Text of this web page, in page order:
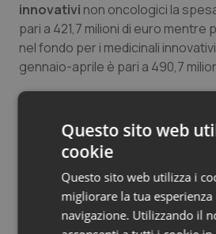
Salute orale & impianti
Sangue & coagulazione
Tumore al seno
Tumore ovarico
Tumori del Polmone &
innovativi non oncologici la
pari a 421,7 milioni di euro mentre
nel fondo per i medicinali
gennaio-aprile è pari a 490,7
01 Marzo 2019
© Riproduzione riservata
Questo sito web
cookie
Questo sito web utilizza i
migliorare la tua esperienza
navigazione. Utilizzando il